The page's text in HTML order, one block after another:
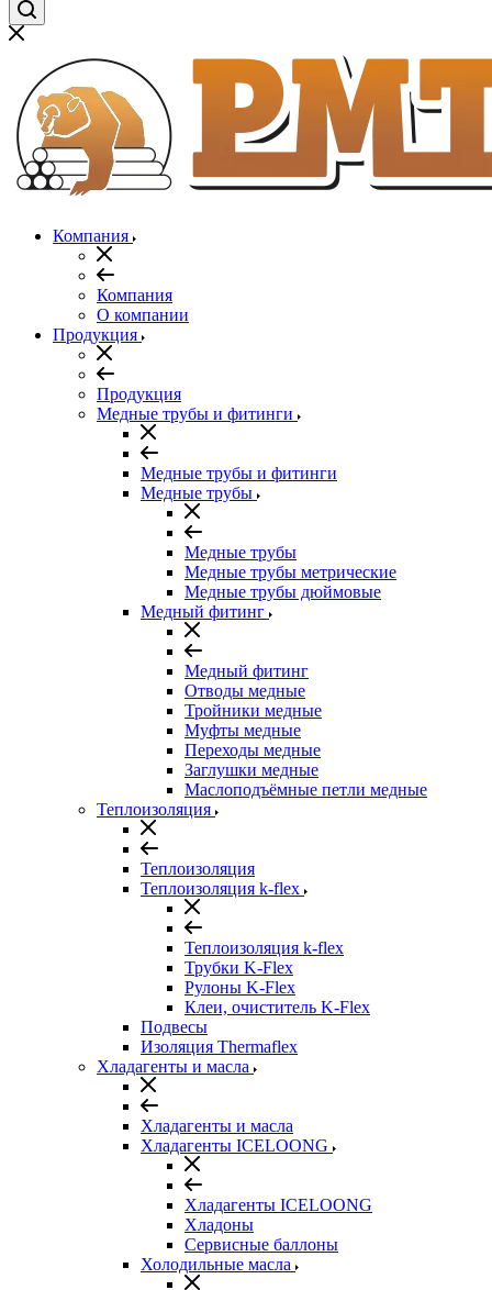
Компания
Компания
О компании
Продукция
Продукция
Медные трубы и фитинги
Медные трубы и фитинги
Медные трубы
Медные трубы
Медные трубы метрические
Медные трубы дюймовые
Медный фитинг
Медный фитинг
Отводы медные
Тройники медные
Муфты медные
Переходы медные
Заглушки медные
Маслоподъёмные петли медные
Теплоизоляция
Теплоизоляция
Теплоизоляция k-flex
Теплоизоляция k-flex
Трубки K-Flex
Рулоны K-Flex
Клеи, очиститель K-Flex
Подвесы
Изоляция Thermaflex
Хладагенты и масла
Хладагенты и масла
Хладагенты ICELOONG
Хладагенты ICELOONG
Хладоны
Сервисные баллоны
Холодильные масла